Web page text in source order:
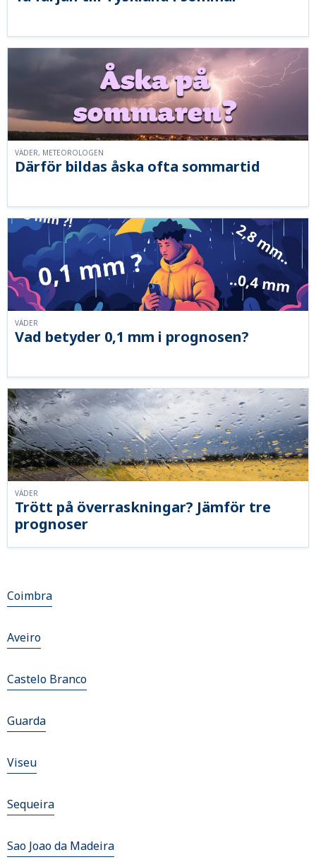
Därför bildas åska ofta sommartid
VÄDER, METEOROLOGEN
Vad betyder 0,1 mm i prognosen?
VÄDER
Trött på överraskningar? Jämför tre
prognoser
VÄDER
Coimbra
Aveiro
Castelo Branco
Guarda
Viseu
Sequeira
Sao Joao da Madeira